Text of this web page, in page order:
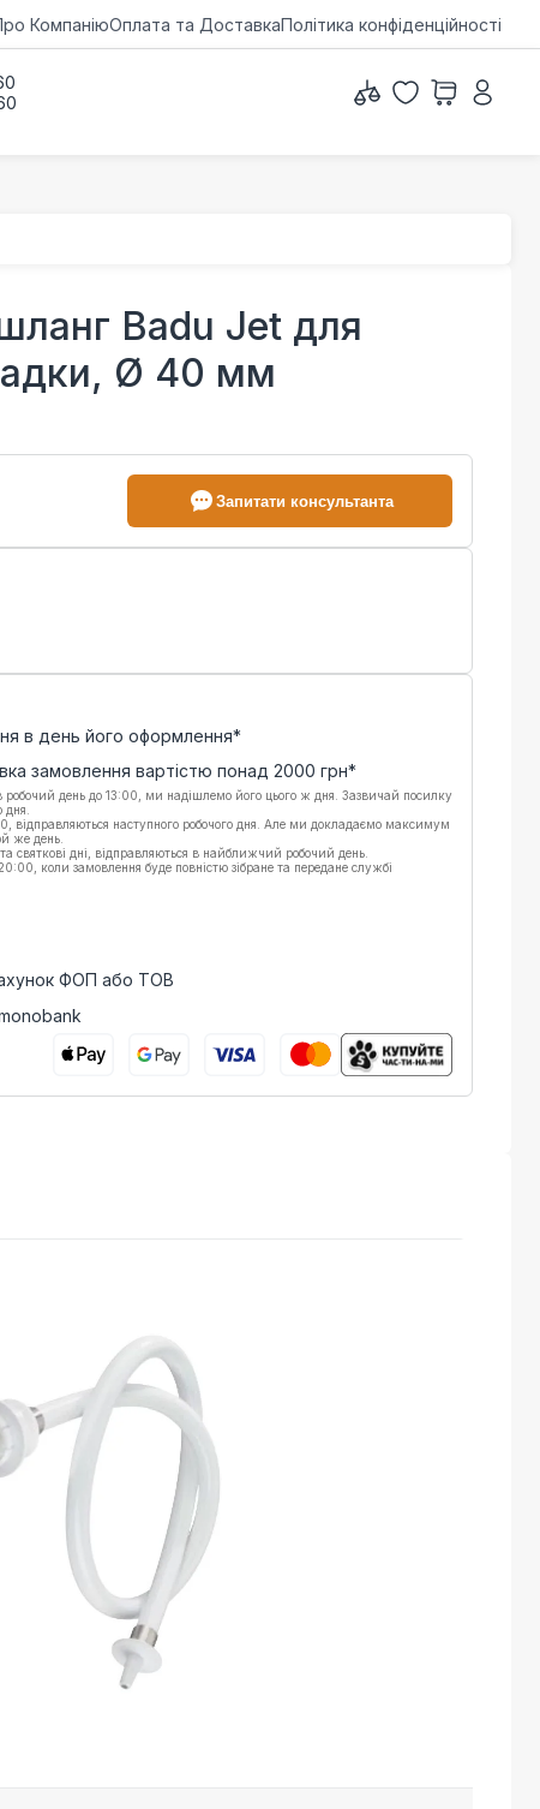
КомпаніюОплата та ДоставкаПолітика конфіденційності
Badu Jet для
Ø 40 мм
Запитати консультанта
в день його оформлення*
замовлення вартістю понад 2000 грн*
робочий день до 13:00, ми надішлемо його цього ж дня. Зазвичай посилку
відправляються наступного робочого дня. Але ми докладаємо максимум
же день.
святкові дні, відправляються в найближчий робочий день.
коли замовлення буде повністю зібране та передане службі
ФОП або ТОВ